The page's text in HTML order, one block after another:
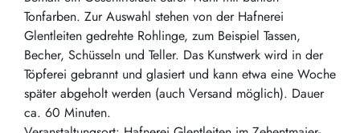
Tonfarben. Zur Auswahl stehen von der Hafnerei
Glentleiten gedrehte Rohlinge, zum Beispiel Tassen,
Becher, Schüsseln und Teller. Das Kunstwerk wird in der
Töpferei gebrannt und glasiert und kann etwa eine Woche
später abgeholt werden (auch Versand möglich). Dauer
ca. 60 Minuten.